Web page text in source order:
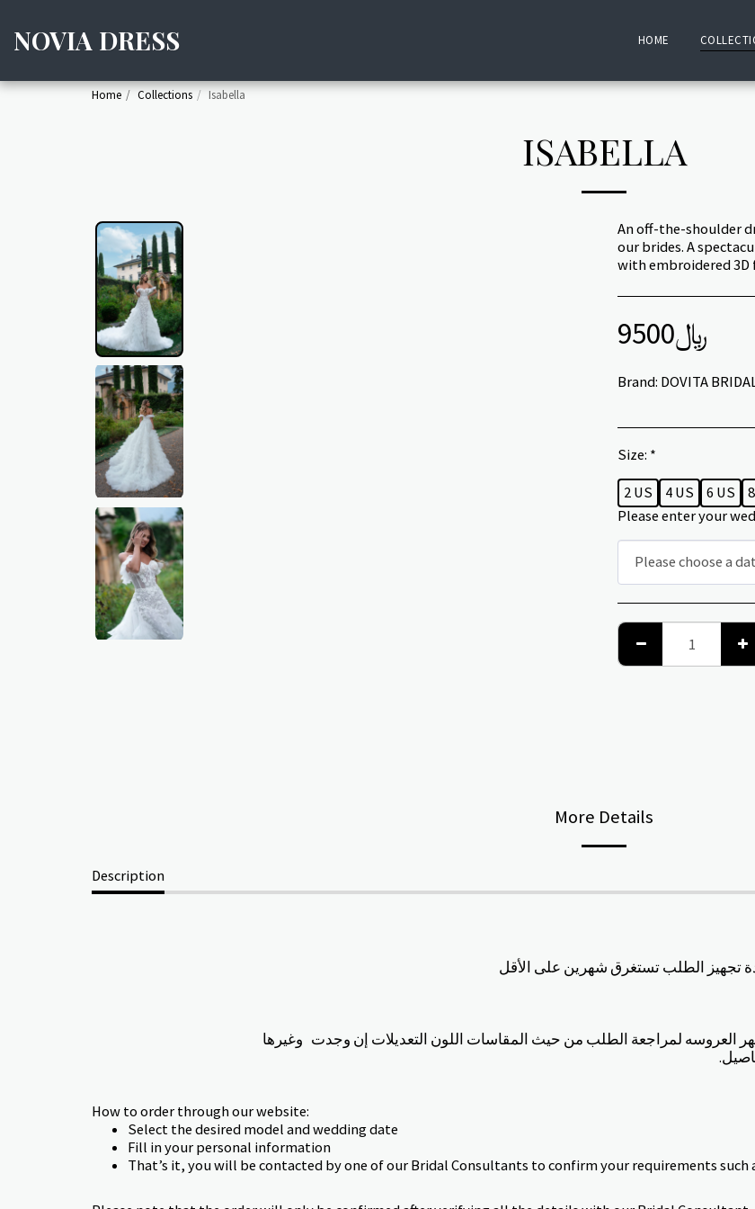
NOVIA DRESS HOME
Home Collections Isabella
ISABELLA
An off-the-shoulder
our brides. A
with embroidered 3D
﷼9500
Brand: DOVITA
Size: *
2 US
4 US 6 US
Please enter your
Please choose a
More Details
Description
العروسه لمراجعة الطلب من حيث المقاسات اللون التعديلات إن وجدت وغيرها
How to order through our website:
Select the desired model and wedding date
Fill in your personal information
That’s it, you will be contacted by one of our Bridal Consultants to confirm your requirements such